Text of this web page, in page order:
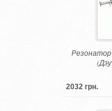
Резонатор
2032 грн.